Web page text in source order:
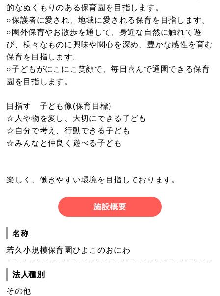
的なぬくもりのある保育園を目指します。
○保護者に愛され、地域に愛される保育を目指します。
○園外保育やお散歩を通して、身近な自然に触れて遊
び、様々なものに興味や関心を深め、豊かな感性を育む
保育を目指します。
○子どもがにこにこ笑顔で、毎日喜んで通園できる保育
園を目指します。
目指す 子ども像(保育目標)
☆人や物を愛し、大切にできる子ども
☆自分で考え、行動できる子ども
☆みんなと仲良く遊べる子ども
楽しく、働きやすい環境を目指しております。
施設概要
名称
若久小規模保育園ひよこのおにわ
法人種別
その他